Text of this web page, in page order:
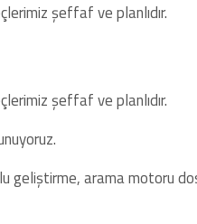
şeffaf ve planlıdır.
şeffaf ve planlıdır.
geliştirme, arama motoru